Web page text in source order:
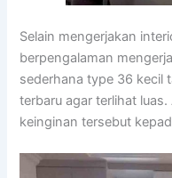
Selain mengerjakan
berpengalaman
sederhana type 36 kecil
terbaru agar terlihat
keinginan tersebut